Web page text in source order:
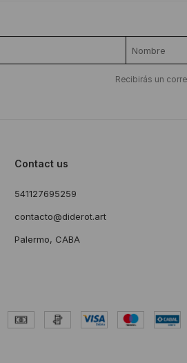
Recibirás un
Contact us
541127695259
contacto@diderot.art
Palermo, CABA